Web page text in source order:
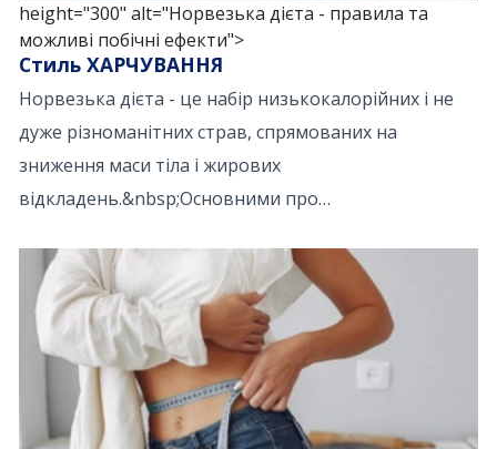
height="300" alt="Норвезька дієта - правила та
можливі побічні ефекти">
Стиль ХАРЧУВАННЯ
Норвезька дієта - це набір низькокалорійних і не
дуже різноманітних страв, спрямованих на
зниження маси тіла і жирових
відкладень.&nbsp;Основними про…